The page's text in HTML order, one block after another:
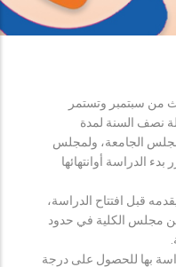
من سبتمبر وتستمر
نصف السنة لمدة
الجامعة، ولمجلس
الدراسة أوانتهائها
قبل افتتاح الدراسة،
من مجلس الكلية في حدود
بها للحصول على درجة